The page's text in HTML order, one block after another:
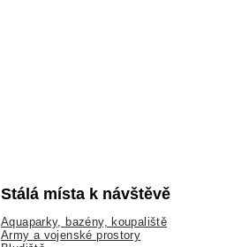
Stálá místa k návštěvě
Aquaparky, bazény, koupaliště
Army a vojenské prostory